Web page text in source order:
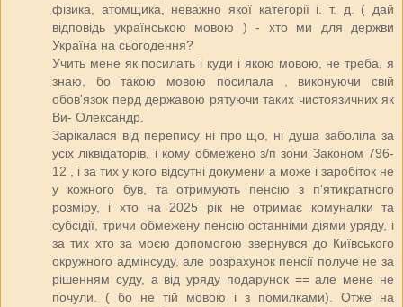
фізика, атомщика, неважно якої категорії і. т. д. ( дай
відповідь українською мовою ) - хто ми для держви
Україна на сьогодення?
Учить мене як посилать і куди і якою мовою, не треба, я
знаю, бо такою мовою посилала , виконуючи свій
обов'язок перд державою рятуючи таких чистоязичних як
Ви- Олександр.
Зарікалася від перепису ні про що, ні душа заболіла за
усіх ліквідаторів, і кому обмежено з/п зони Законом 796-
12 , і за тих у кого відсутні докумени а може і заробіток не
у кожного був, та отримують пенсію з п'ятикратного
розміру, і хто на 2025 рік не отримає комуналки та
субсідії, тричи обмежену пенсію останніми діями уряду, і
за тих хто за моєю допомогою звернувся до Київського
окружного адмінсуду, але розрахунок пенсії получе не за
рішенням суду, а від уряду подарунок == але мене не
почули. ( бо не тій мовою і з помилками). Отже на